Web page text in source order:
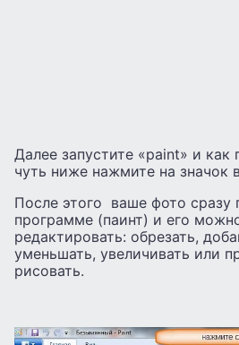
Далее запустите «paint» и как
чуть ниже нажмите на значок
После этого ваше фото сразу
программе (паинт) и его
редактировать: обрезать,
уменьшать, увеличивать или
рисовать.